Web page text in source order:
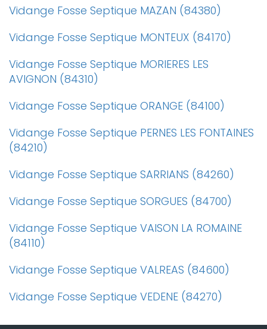
Vidange Fosse Septique MAZAN (84380)
Vidange Fosse Septique MONTEUX (84170)
Vidange Fosse Septique MORIERES LES
AVIGNON (84310)
Vidange Fosse Septique ORANGE (84100)
Vidange Fosse Septique PERNES LES FONTAINES
(84210)
Vidange Fosse Septique SARRIANS (84260)
Vidange Fosse Septique SORGUES (84700)
Vidange Fosse Septique VAISON LA ROMAINE
(84110)
Vidange Fosse Septique VALREAS (84600)
Vidange Fosse Septique VEDENE (84270)